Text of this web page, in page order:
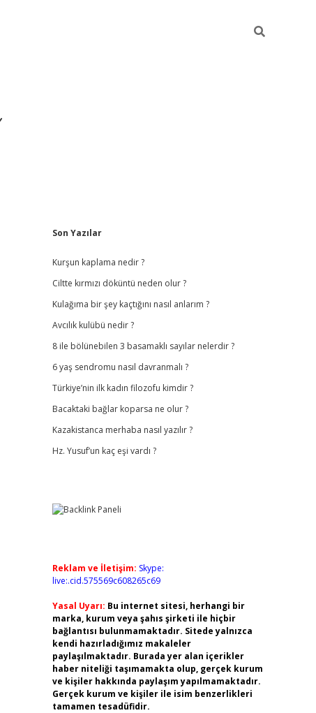
Sidebar
Son Yazılar
Kurşun kaplama nedir ?
Ciltte kırmızı döküntü neden olur ?
Kulağıma bir şey kaçtığını nasıl anlarım ?
Avcılık kulübü nedir ?
8 ile bölünebilen 3 basamaklı sayılar nelerdir ?
6 yaş sendromu nasıl davranmalı ?
Türkiye’nin ilk kadın filozofu kimdir ?
Bacaktaki bağlar koparsa ne olur ?
Kazakistanca merhaba nasıl yazılır ?
Hz. Yusuf’un kaç eşi vardı ?
Reklam ve İletişim: Skype:
live:.cid.575569c608265c69
Yasal Uyarı: Bu internet sitesi, herhangi bir
marka, kurum veya şahıs şirketi ile hiçbir
bağlantısı bulunmamaktadır. Sitede yalnızca
kendi hazırladığımız makaleler
paylaşılmaktadır. Burada yer alan içerikler
haber niteliği taşımamakta olup, gerçek kurum
ve kişiler hakkında paylaşım yapılmamaktadır.
Gerçek kurum ve kişiler ile isim benzerlikleri
tamamen tesadüfidir.